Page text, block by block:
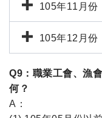
105年11月份
105年12月份
Q9：職業工會、漁
何？
A：